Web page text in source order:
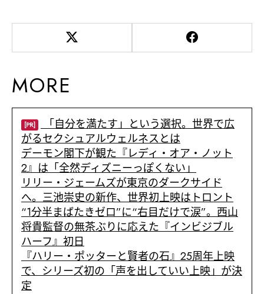
MORE
[PR]
「自分を満たす」という選択。世界で広
がるセクシュアルウェルネスとは
デーモン閣下が観た『レディ・オア・ノット
2』は「全然ディズニーっぽくない」
リリー・ジェームズが東京のダークサイド
へ。三池崇史の新作、世界初上映はトロント
“1分半まばたきゼロ”に“右目だけで涙”。西山
将貴監督の無茶ぶりに応えた『インビジブル
ハーフ』初日
『ハリー・ポッターと賢者の石』25周年上映
で、シリーズ初の「声を出していい上映」が決
定